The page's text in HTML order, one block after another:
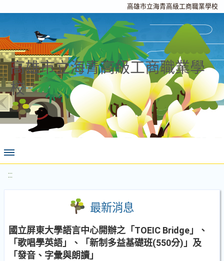
高雄市立海青高級工商職業學校
高雄市立海青高級工商職業學
校
:::
最新消息
國立屏東大學語言中心開辦之「TOEIC Bridge」、
「歌唱學英語」、「新制多益基礎班(550分)」及
「發音、字彙與朗讀」